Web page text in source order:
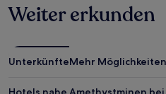
Weiter erkunden
UnterkünfteMehr